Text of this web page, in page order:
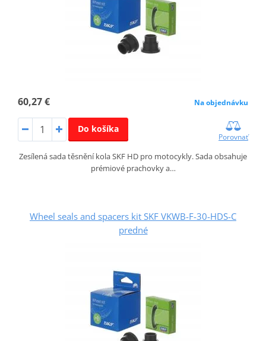
60,27 € Na objednávku
Do košíka
Porovnať
Zesílená sada těsnění kola SKF HD pro motocykly. Sada obsahuje
prémiové prachovky a…
Wheel seals and spacers kit SKF VKWB-F-30-HDS-C
predné